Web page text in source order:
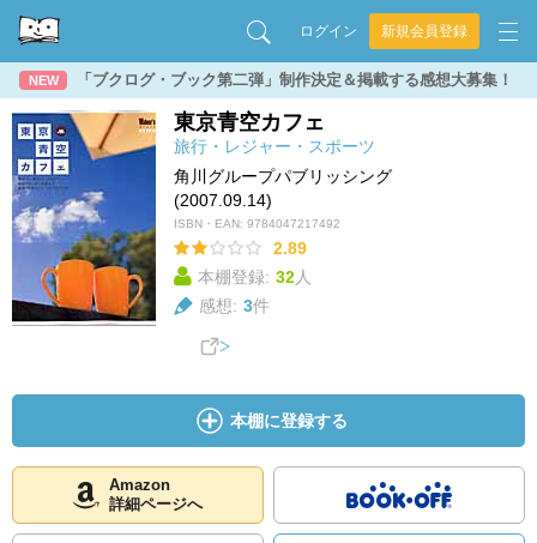
ログイン 新規会員登録
NEW 「ブクログ・ブック第二弾」制作決定＆掲載する感想大募集！
東京青空カフェ
旅行・レジャー・スポーツ
角川グループパブリッシング
(2007.09.14)
ISBN・EAN: 9784047217492
2.89
本棚登録: 32人
感想: 3件
本棚に登録する
Amazon
詳細ページへ